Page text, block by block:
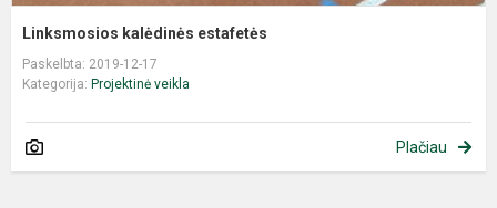
Linksmosios kalėdinės estafetės
Paskelbta: 2019-12-17
Kategorija: Projektinė veikla
Plačiau